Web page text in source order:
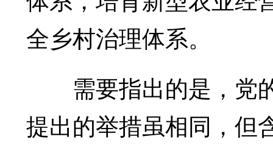
全乡村治理体系。
需要指出的是，党
提出的举措虽相同，但